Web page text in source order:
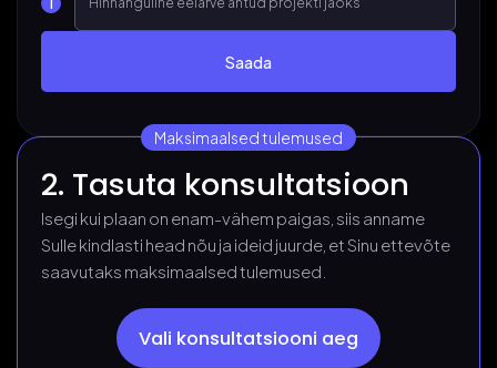
Maksimaalsed tulemused
2. Tasuta konsultatsioon
Isegi kui plaan on enam-vähem paigas, siis anname
Sulle kindlasti head nõu ja ideid juurde, et Sinu ettevõte
saavutaks maksimaalsed tulemused.
Vali konsultatsiooni aeg